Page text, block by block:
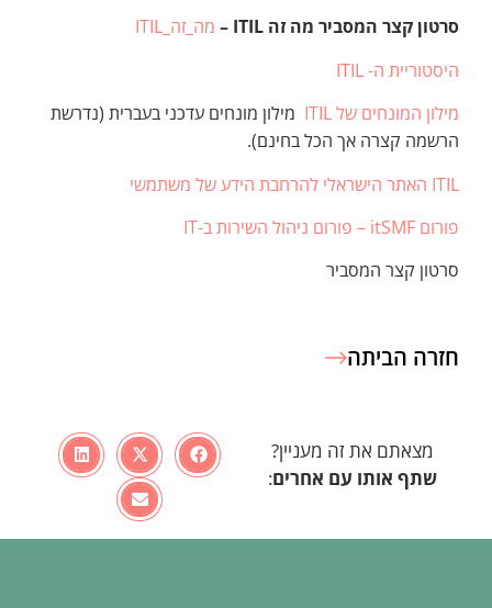
סרטון קצר המסביר מה זה ITIL –
מה_זה_ITIL
היסטוריית ה- ITIL
מילון המונחים של ITIL
מילון מונחים עדכני בעברית (נדרשת
הרשמה קצרה אך הכל בחינם).
ITIL האתר הישראלי להרחבת הידע של משתמשי
פורום itSMF – פורום ניהול השירות ב-IT
סרטון קצר המסביר
חזרה הביתה
מצאתם את זה מעניין?
שתף אותו עם אחרים: